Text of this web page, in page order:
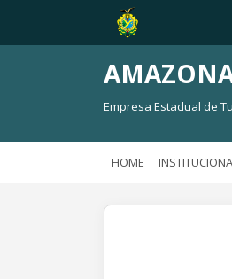
Empresa Estadual de
HOME